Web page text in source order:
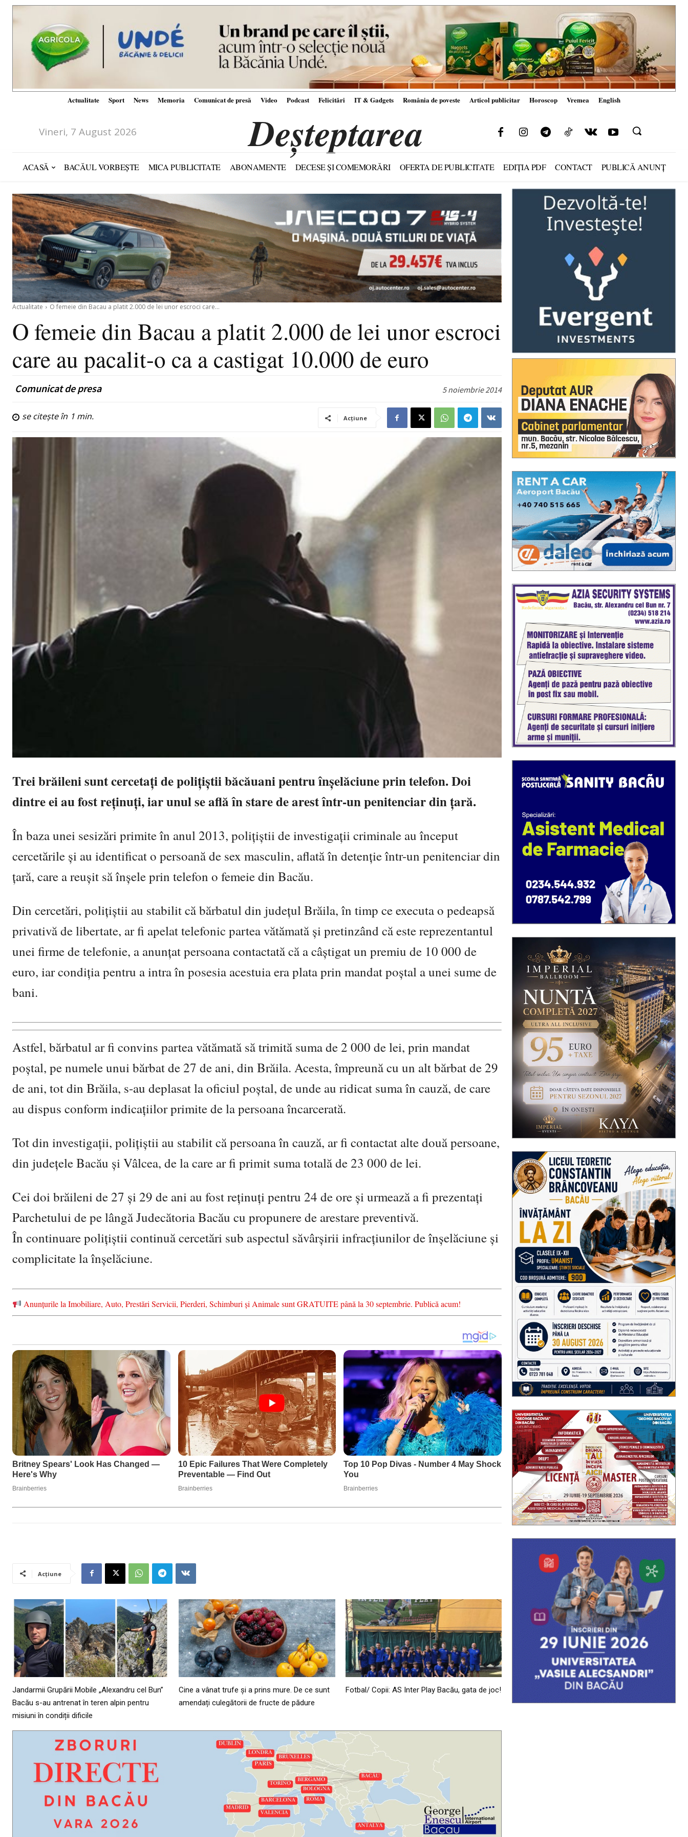
Actualitate Sport News Memoria Comunicat de presă Video Podcast Felicitări IT & Gadgets România de poveste Articol publicitar Horoscop Vremea English
Vineri, 7 August 2026 Deșteptarea
ACASĂ BACĂUL VORBEȘTE MICA PUBLICITATE ABONAMENTE DECESE ȘI COMEMORĂRI OFERTA DE PUBLICITATE EDIȚIA PDF CONTACT PUBLICĂ ANUNȚ
Actualitate O femeie din Bacau a platit 2.000 de lei unor escroci care...
O femeie din Bacau a platit 2.000 de lei unor escroci
care au pacalit-o ca a castigat 10.000 de euro
Comunicat de presa 5 noiembrie 2014
se citește în 1 min. Acțiune
Trei brăileni sunt cercetați de polițiștii băcăuani pentru înșelăciune prin telefon. Doi
dintre ei au fost reținuți, iar unul se află în stare de arest într-un penitenciar din țară.
În baza unei sesizări primite în anul 2013, poliţiştii de investigaţii criminale au început
cercetările şi au identificat o persoană de sex masculin, aflată în detenţie într-un penitenciar din
ţară, care a reuşit să înşele prin telefon o femeie din Bacău.
Din cercetări, poliţiştii au stabilit că bărbatul din judeţul Brăila, în timp ce executa o pedeapsă
privativă de libertate, ar fi apelat telefonic partea vătămată şi pretinzând că este reprezentantul
unei firme de telefonie, a anunţat persoana contactată că a câştigat un premiu de 10 000 de
euro, iar condiţia pentru a intra în posesia acestuia era plata prin mandat poştal a unei sume de
bani.
Astfel, bărbatul ar fi convins partea vătămată să trimită suma de 2 000 de lei, prin mandat
poştal, pe numele unui bărbat de 27 de ani, din Brăila. Acesta, împreună cu un alt bărbat de 29
de ani, tot din Brăila, s-au deplasat la oficiul poştal, de unde au ridicat suma în cauză, de care
au dispus conform indicaţiilor primite de la persoana încarcerată.
Tot din investigaţii, poliţiştii au stabilit că persoana în cauză, ar fi contactat alte două persoane,
din județele Bacău şi Vâlcea, de la care ar fi primit suma totală de 23 000 de lei.
Cei doi brăileni de 27 și 29 de ani au fost reţinuţi pentru 24 de ore şi urmează a fi prezentaţi
Parchetului de pe lângă Judecătoria Bacău cu propunere de arestare preventivă.
În continuare poliţiştii continuă cercetări sub aspectul săvârşirii infracţiunilor de înşelăciune şi
complicitate la înşelăciune.
Anunțurile la Imobiliare, Auto, Prestări Servicii, Pierderi, Schimburi și Animale sunt GRATUITE până la 30 septembrie. Publică acum!
Acțiune
Jandarmii Grupării Mobile „Alexandru cel Bun”
Bacău s-au antrenat în teren alpin pentru
misiuni în condiții dificile
Cine a vânat trufe și a prins mure. De ce sunt
amendați culegătorii de fructe de pădure
Fotbal/ Copii: AS Inter Play Bacău, gata de joc!